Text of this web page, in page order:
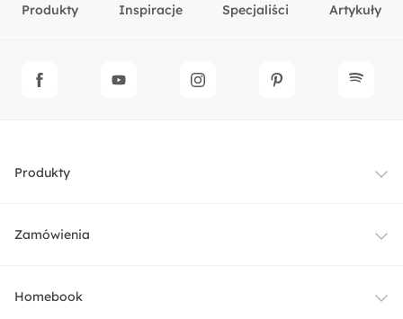
Produkty Inspiracje Specjaliści Artykuły
Produkty
Meble
Zamówienia
Dostawa
Homebook